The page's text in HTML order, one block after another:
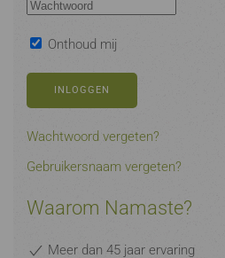
Onthoud mij
INLOGGEN
Wachtwoord vergeten?
Gebruikersnaam vergeten?
Waarom Namaste?
Meer dan 45 jaar ervaring